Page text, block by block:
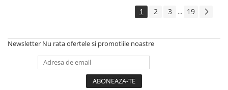
1 2 3 ... 19
Newsletter Nu rata ofertele si promotiile noastre